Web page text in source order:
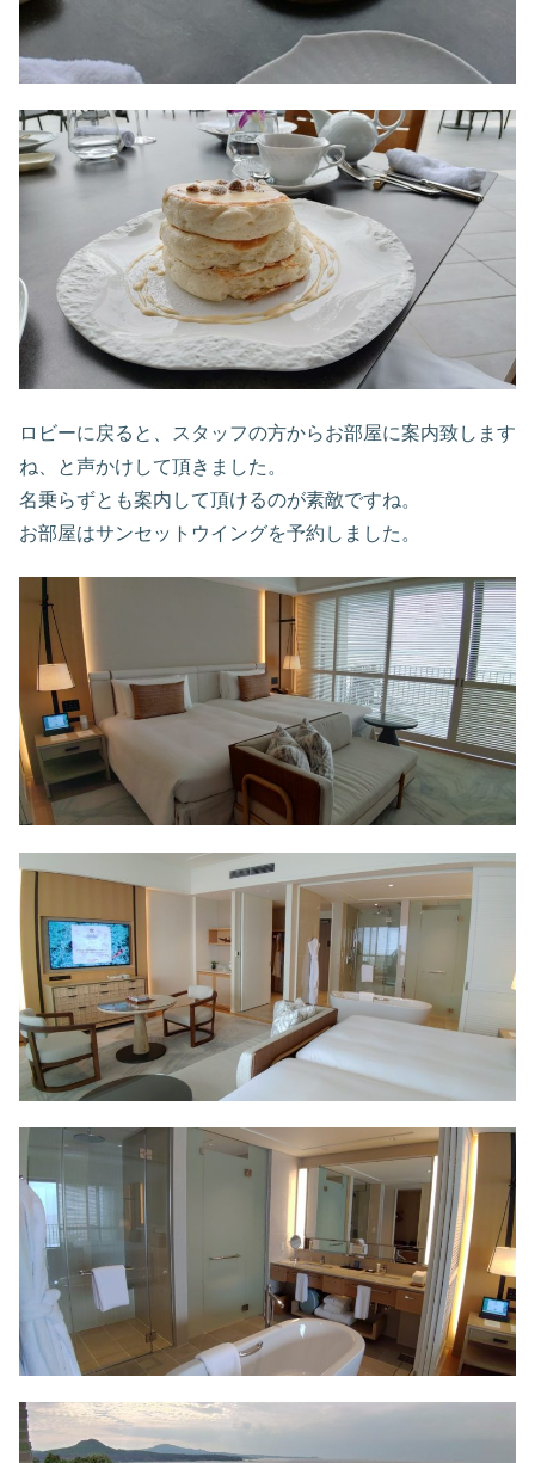
ロビーに戻ると、スタッフの方からお部屋に案内致します
ね、と声かけして頂きました。
名乗らずとも案内して頂けるのが素敵ですね。
お部屋はサンセットウイングを予約しました。